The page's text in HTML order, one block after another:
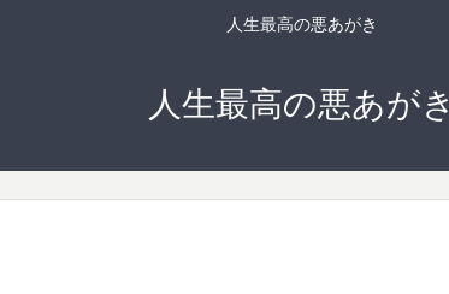
人生最高の悪あがき
人生最高の悪あがき